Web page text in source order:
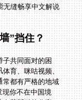
”挡住？
子共同面对的困
育、咪咕视频、
都有严格的地域
现你不在中国境
莫斯科的公寓，
办公室，遇到